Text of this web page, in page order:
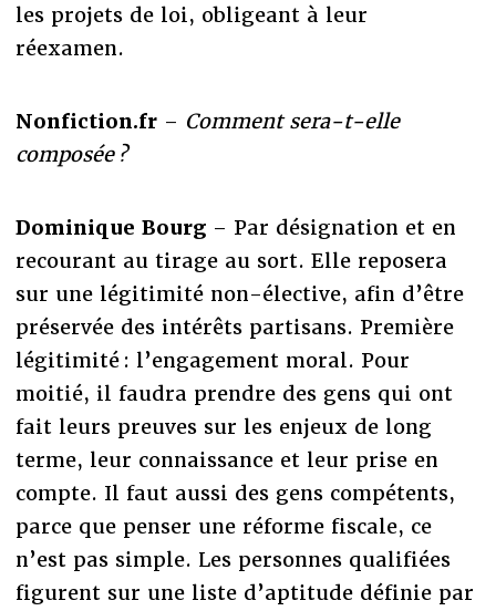
les projets de loi, obligeant à leur
réexamen.
Nonfiction.fr – Comment sera-t-elle
composée ?
Dominique Bourg– Par désignation et en
recourant au tirage au sort. Elle reposera
sur une légitimité non-élective, afin d’être
préservée des intérêts partisans. Première
légitimité : l’engagement moral. Pour
moitié, il faudra prendre des gens qui ont
fait leurs preuves sur les enjeux de long
terme, leur connaissance et leur prise en
compte. Il faut aussi des gens compétents,
parce que penser une réforme fiscale, ce
n’est pas simple. Les personnes qualifiées
figurent sur une liste d’aptitude définie par